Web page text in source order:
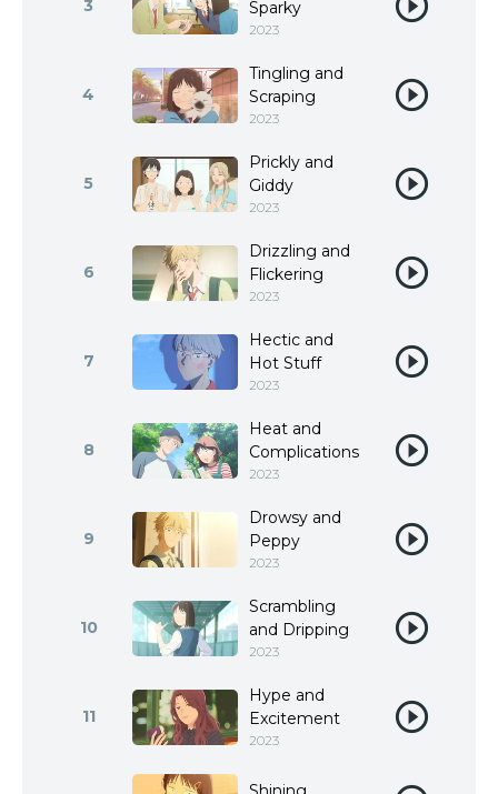
3
Sparky
2023
4
Tingling and
Scraping
2023
5
Prickly and
Giddy
2023
6
Drizzling and
Flickering
2023
7
Hectic and
Hot Stuff
2023
8
Heat and
Complications
2023
9
Drowsy and
Peppy
2023
10
Scrambling
and Dripping
2023
11
Hype and
Excitement
2023